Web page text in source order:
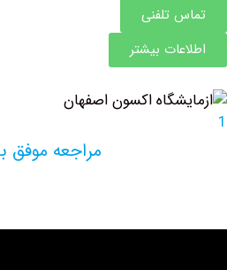
تلفنی
بیشتر
مراجعه موفق بیماران